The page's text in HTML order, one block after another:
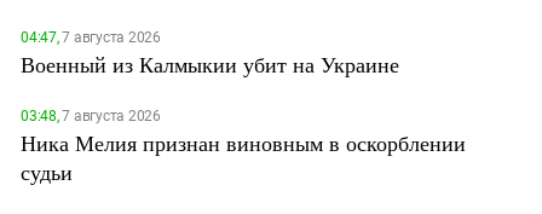
04:47,7 августа 2026
Военный из Калмыкии убит на Украине
03:48,7 августа 2026
Ника Мелия признан виновным в оскорблении
судьи